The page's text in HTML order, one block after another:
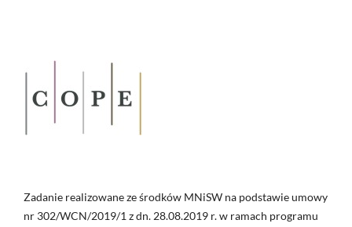
Zadanie realizowane ze środków MNiSW na podstawie umowy
nr 302/WCN/2019/1 z dn. 28.08.2019 r. w ramach programu